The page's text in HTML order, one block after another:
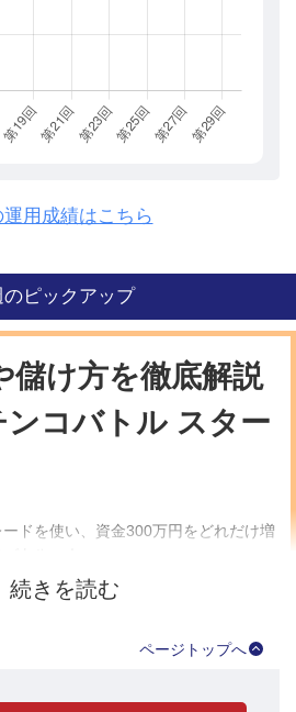
用成績はこちら
のピックアップ
儲け方を徹底解説
ンコバトル スター
ドを使い、資金300万円をどれだけ増
ガチンコバトルがスタートしました。
ページトップへ